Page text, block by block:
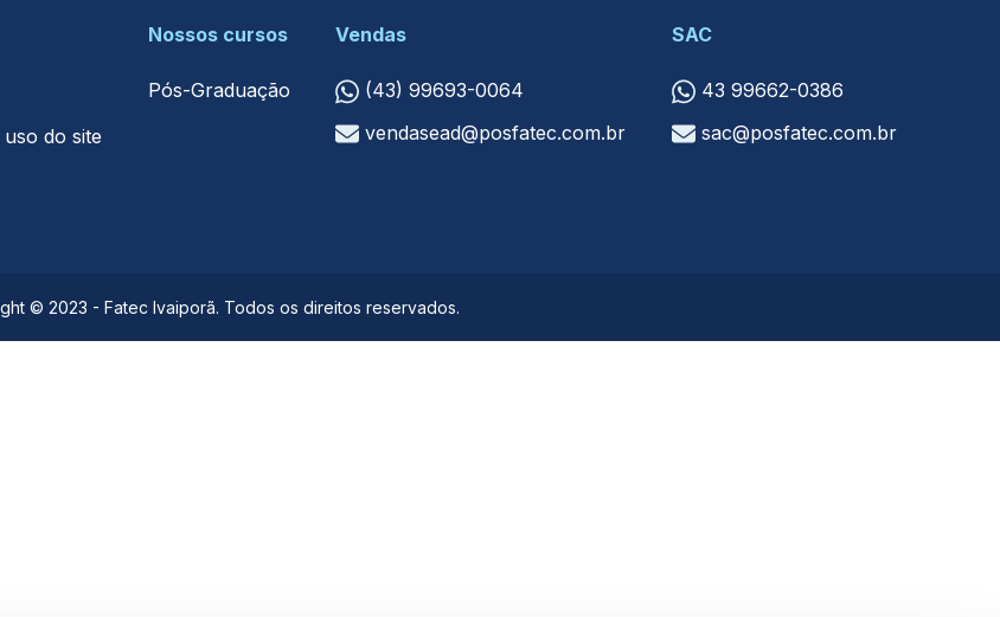
do site
Nossos cursos
Pós-Graduação
Vendas
(43) 99693-0064
vendasead@posfatec.com.br
SAC
43 99662-0386
sac@posfatec.com.br
© 2023 - Fatec Ivaiporã. Todos os direitos reservados.